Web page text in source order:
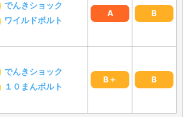
でんきショック
ワイルドボルト
A B
でんきショック
１０まんボルト
B＋ B